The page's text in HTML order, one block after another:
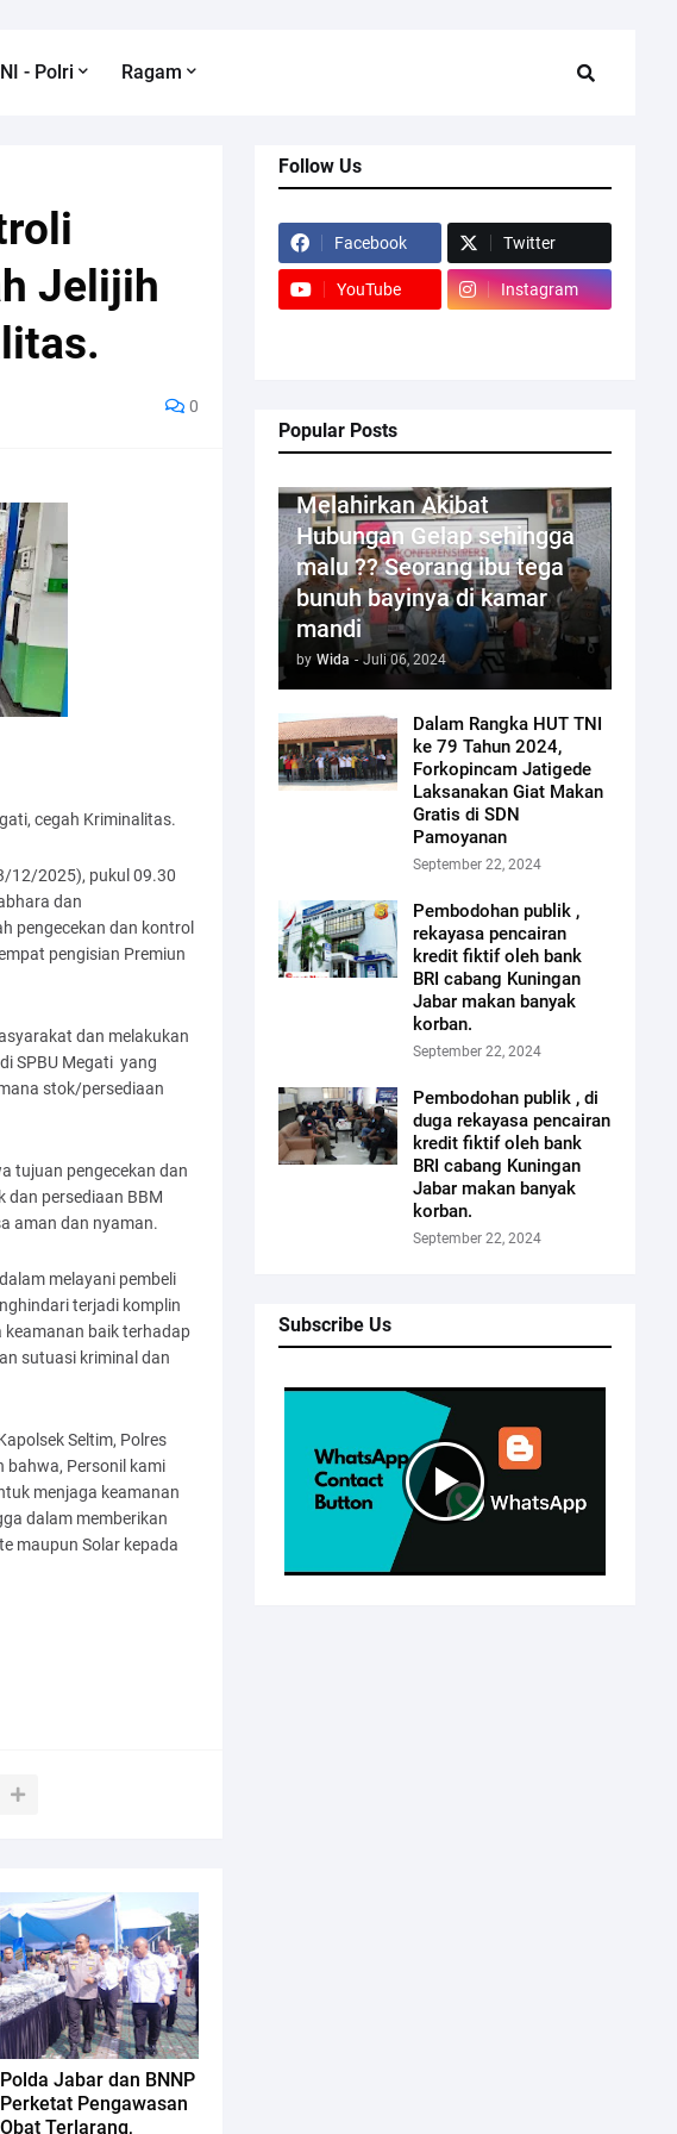
- Polri Ragam
Jelijih
0
cegah Kriminalitas.
12/2025), pukul 09.30
dan
pengecekan dan kontrol
pengisian Premiun
dan melakukan
SPBU Megati yang
stok/persediaan
tujuan pengecekan dan
dan persediaan BBM
aman dan nyaman.
melayani pembeli
terjadi komplin
keamanan baik terhadap
sutuasi kriminal dan
Seltim, Polres
bahwa, Personil kami
menjaga keamanan
dalam memberikan
maupun Solar kepada
Polda Jabar dan BNNP
Perketat Pengawasan
Obat Terlarang,
Follow Us
Facebook Twitter
YouTube Instagram
Popular Posts
Melahirkan Akibat
Hubungan Gelap sehingga
malu ?? Seorang ibu tega
bunuh bayinya di kamar
mandi
by Wida - Juli 06, 2024
Dalam Rangka HUT TNI
ke 79 Tahun 2024,
Forkopincam Jatigede
Laksanakan Giat Makan
Gratis di SDN
Pamoyanan
September 22, 2024
Pembodohan publik ,
rekayasa pencairan
kredit fiktif oleh bank
BRI cabang Kuningan
Jabar makan banyak
korban.
September 22, 2024
Pembodohan publik , di
duga rekayasa pencairan
kredit fiktif oleh bank
BRI cabang Kuningan
Jabar makan banyak
korban.
September 22, 2024
Subscribe Us